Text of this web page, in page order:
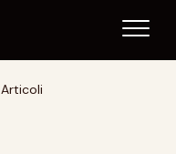
Articoli